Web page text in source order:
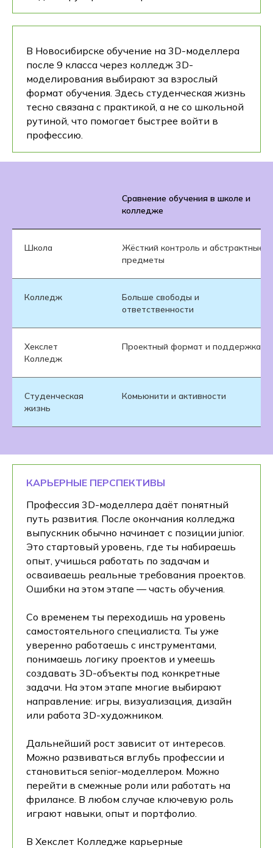
В Новосибирске обучение на 3D-моделлера
после 9 класса через колледж 3D-
моделирования выбирают за взрослый
формат обучения. Здесь студенческая жизнь
тесно связана с практикой, а не со школьной
рутиной, что помогает быстрее войти в
профессию.
Сравнение обучения в школе и
колледже
Школа
Жёсткий контроль и абстрактные
предметы
Колледж
Больше свободы и
ответственности
Хекслет
Колледж
Проектный формат и поддержка
Студенческая
жизнь
Комьюнити и активности
КАРЬЕРНЫЕ ПЕРСПЕКТИВЫ
Профессия 3D-моделлера даёт понятный
путь развития. После окончания колледжа
выпускник обычно начинает с позиции junior.
Это стартовый уровень, где ты набираешь
опыт, учишься работать по задачам и
осваиваешь реальные требования проектов.
Ошибки на этом этапе — часть обучения.
Со временем ты переходишь на уровень
самостоятельного специалиста. Ты уже
уверенно работаешь с инструментами,
понимаешь логику проектов и умеешь
создавать 3D-объекты под конкретные
задачи. На этом этапе многие выбирают
направление: игры, визуализация, дизайн
или работа 3D-художником.
Дальнейший рост зависит от интересов.
Можно развиваться вглубь профессии и
становиться senior-моделлером. Можно
перейти в смежные роли или работать на
фрилансе. В любом случае ключевую роль
играют навыки, опыт и портфолио.
В Хекслет Колледже карьерные